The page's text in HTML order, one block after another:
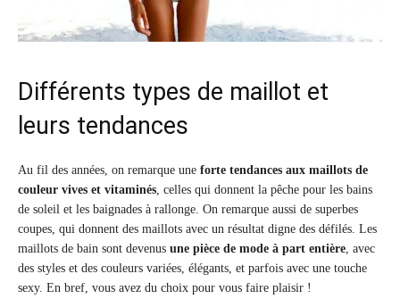
Différents types de maillot et
leurs tendances
Au fil des années, on remarque une forte tendances aux maillots de
couleur vives et vitaminés, celles qui donnent la pêche pour les bains
de soleil et les baignades à rallonge. On remarque aussi de superbes
coupes, qui donnent des maillots avec un résultat digne des défilés. Les
maillots de bain sont devenus une pièce de mode à part entière, avec
des styles et des couleurs variées, élégants, et parfois avec une touche
sexy. En bref, vous avez du choix pour vous faire plaisir !